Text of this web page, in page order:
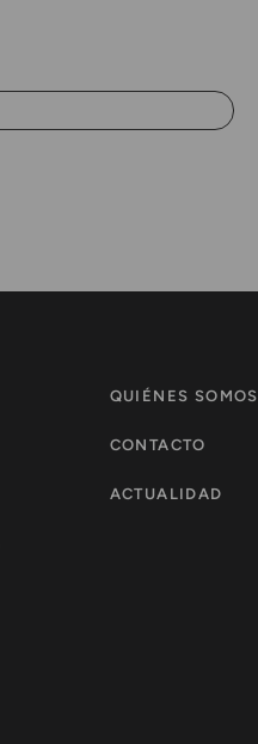
QUIÉNES SOMOS
CONTACTO
ACTUALIDAD